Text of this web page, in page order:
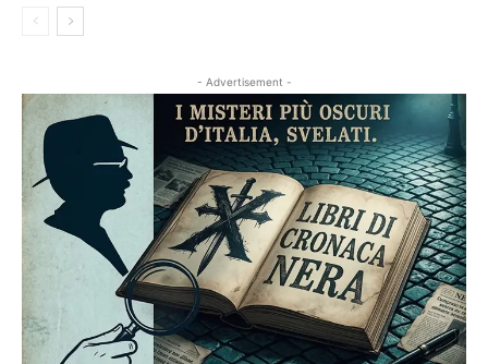
- Advertisement -